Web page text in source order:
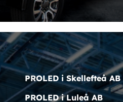
PROLED i Skellefteå AB
PROLED i Luleå AB